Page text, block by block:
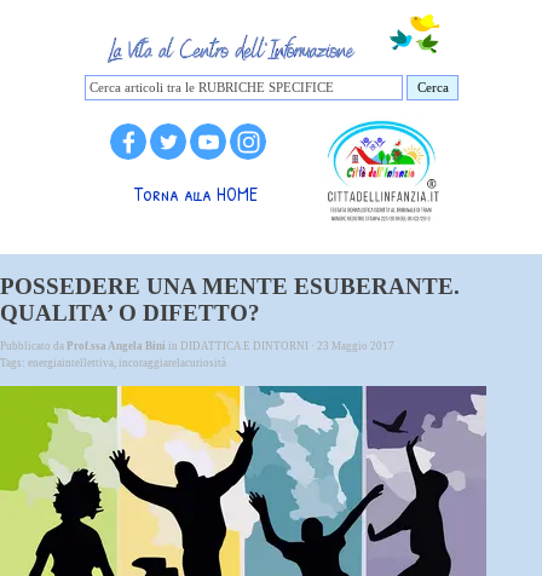
Cerca
Torna alla HOME
POSSEDERE UNA MENTE ESUBERANTE.
QUALITA’ O DIFETTO?
Pubblicato da Prof.ssa Angela Bini in DIDATTICA E DINTORNI
· 23 Maggio 2017
Tags: energiaintellettiva, incoraggiarelacuriosità